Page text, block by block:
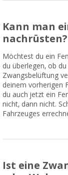
Kann man
nachrüsten?
Möchtest du ein
du überlegen, ob
Zwangsbelüftung
deinem vorherigen
du auch jetzt ein
nicht, dann nicht.
Fahrzeuges
Ist eine